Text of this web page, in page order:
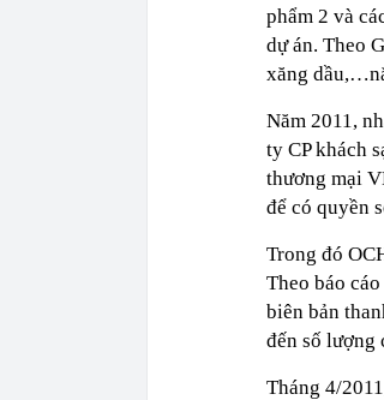
phẩm 2 và
dự án. Theo
xăng
Năm 2011,
ty CP khách
thương mại
để có quyền
Trong đó
Theo báo
biên bản
đến số lượng
Tháng 4/